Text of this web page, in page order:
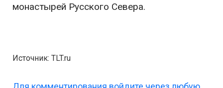
монастырей Русского Севера.
Источник: TLT.ru